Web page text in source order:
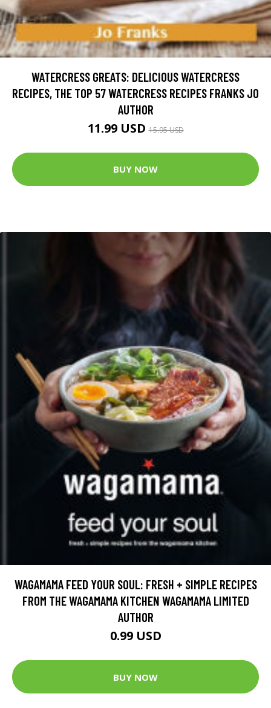
WATERCRESS GREATS: DELICIOUS WATERCRESS
RECIPES, THE TOP 57 WATERCRESS RECIPES FRANKS JO
AUTHOR
11.99 USD15.95 USD
BUY NOW
WAGAMAMA FEED YOUR SOUL: FRESH + SIMPLE RECIPES
FROM THE WAGAMAMA KITCHEN WAGAMAMA LIMITED
AUTHOR
0.99 USD
BUY NOW